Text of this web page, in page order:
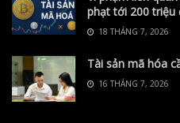
phạt tới 200 triệu
18 THÁNG 7, 2026
Tài sản mã hóa
16 THÁNG 7, 2026